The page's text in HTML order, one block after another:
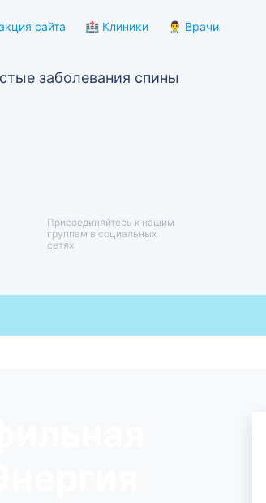
сайта 🏥 Клиники 👨‍⚕️ Врачи
заболевания спины
Присоединяйтесь к нашим
группам в социальных
сетях